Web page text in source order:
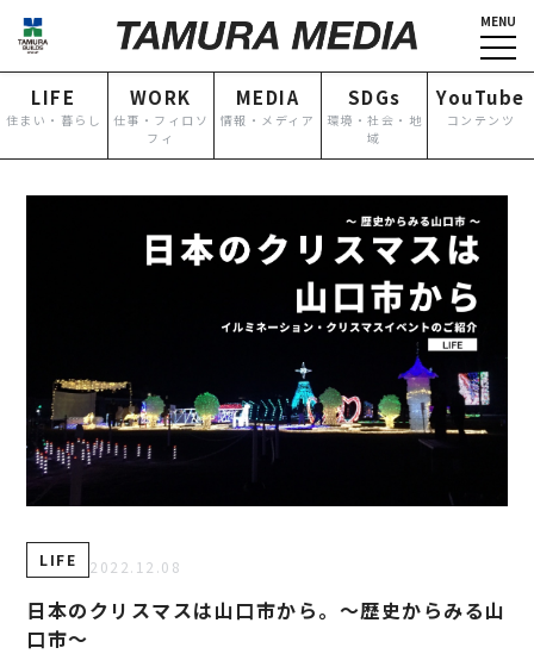
MENU
LIFE
住まい・暮らし
WORK
仕事・フィロソ
フィ
MEDIA
情報・メディア
SDGs
環境・社会・地
域
YouTube
コンテンツ
HOME
NEWS
IR情報
個人情報保護方針
する基本方針
お問い合わせ
専用請求書
企業情報
グループ各社概要
トップメッセージ
の歴史
認定・宣言一覧
事業案内
環境リサイクル事業
LIFE 2022.12.08
日本のクリスマスは山口市から。～歴史からみる山
口市～